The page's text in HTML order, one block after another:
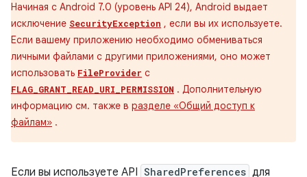
Начиная с Android 7.0 (уровень API 24), Android выдает
исключение SecurityException , если вы их используете.
Если вашему приложению необходимо обмениваться
личными файлами с другими приложениями, оно может
использовать FileProvider с
FLAG_GRANT_READ_URI_PERMISSION . Дополнительную
информацию см. также в разделе «Общий доступ к
файлам» .
Если вы используете API SharedPreferences для